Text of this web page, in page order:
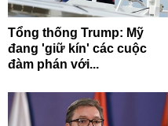
Tổng thống Trump: Mỹ
đang 'giữ kín' các cuộc
đàm phán với...